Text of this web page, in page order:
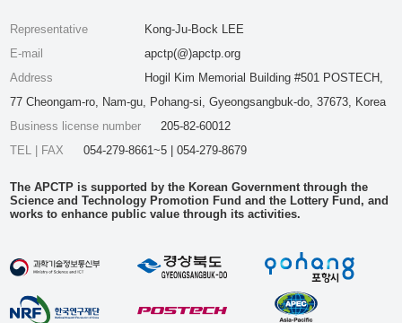
Representative
Kong-Ju-Bock LEE
E-mail
apctp(@)apctp.org
Address
Hogil Kim Memorial Building #501 POSTECH,
77 Cheongam-ro, Nam-gu, Pohang-si, Gyeongsangbuk-do, 37673, Korea
Business license number
205-82-60012
TEL | FAX
054-279-8661~5 | 054-279-8679
The APCTP is supported by the Korean Government through the
Science and Technology Promotion Fund and the Lottery Fund, and
works to enhance public value through its activities.